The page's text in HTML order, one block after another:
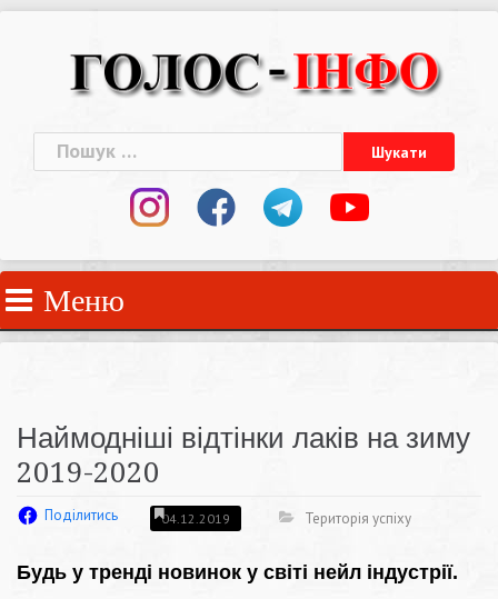
Пошук:
Меню
Наймодніші відтінки лаків на зиму
2019-2020
Поділитись 04.12.2019 Територія успіху
Будь у тренді новинок у світі нейл індустрії.